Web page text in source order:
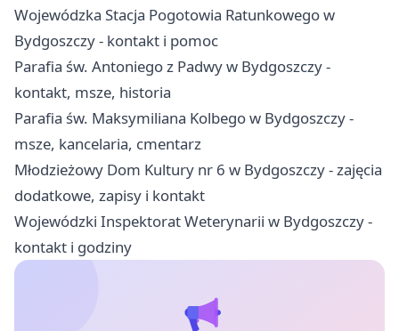
Wojewódzka Stacja Pogotowia Ratunkowego w
Bydgoszczy - kontakt i pomoc
Parafia św. Antoniego z Padwy w Bydgoszczy -
kontakt, msze, historia
Parafia św. Maksymiliana Kolbego w Bydgoszczy -
msze, kancelaria, cmentarz
Młodzieżowy Dom Kultury nr 6 w Bydgoszczy - zajęcia
dodatkowe, zapisy i kontakt
Wojewódzki Inspektorat Weterynarii w Bydgoszczy -
kontakt i godziny